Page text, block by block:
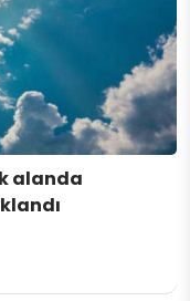
alanda